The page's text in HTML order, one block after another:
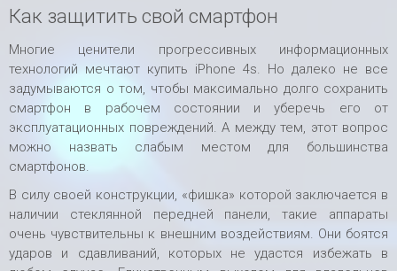
Как защитить свой смартфон
Многие ценители прогрессивных информационных
технологий мечтают купить iPhone 4s. Но далеко не все
задумываются о том, чтобы максимально долго сохранить
смартфон в рабочем состоянии и уберечь его от
эксплуатационных повреждений. А между тем, этот вопрос
можно назвать слабым местом для большинства
смартфонов.
В силу своей конструкции, «фишка» которой заключается в
наличии стеклянной передней панели, такие аппараты
очень чувствительны к внешним воздействиям. Они боятся
ударов и сдавливаний, которых не удастся избежать в